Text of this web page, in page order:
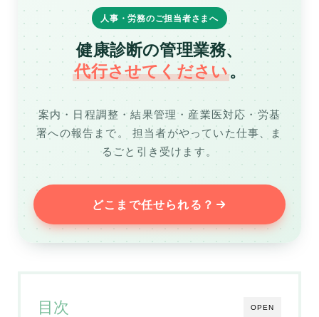
人事・労務のご担当者さまへ
健康診断の管理業務、
代行させてください。
案内・日程調整・結果管理・産業医対応・労基
署への報告まで。
担当者がやっていた仕事、ま
るごと引き受けます。
どこまで任せられる？
OPEN
目次